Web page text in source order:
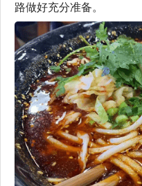
路做好充分准备。